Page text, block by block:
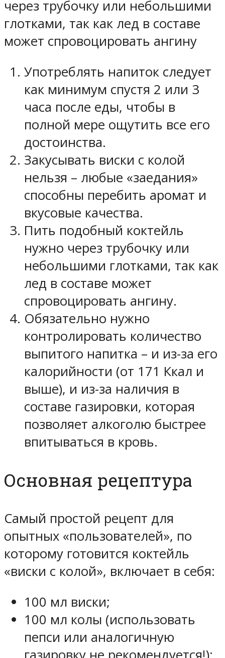
через трубочку или небольшими
глотками, так как лед в составе
может спровоцировать ангину
Употреблять напиток следует
как минимум спустя 2 или 3
часа после еды, чтобы в
полной мере ощутить все его
достоинства.
Закусывать виски с колой
нельзя – любые «заедания»
способны перебить аромат и
вкусовые качества.
Пить подобный коктейль
нужно через трубочку или
небольшими глотками, так как
лед в составе может
спровоцировать ангину.
Обязательно нужно
контролировать количество
выпитого напитка – и из-за его
калорийности (от 171 Ккал и
выше), и из-за наличия в
составе газировки, которая
позволяет алкоголю быстрее
впитываться в кровь.
Основная рецептура
Самый простой рецепт для
опытных «пользователей», по
которому готовится коктейль
«виски с колой», включает в себя:
100 мл виски;
100 мл колы (использовать
пепси или аналогичную